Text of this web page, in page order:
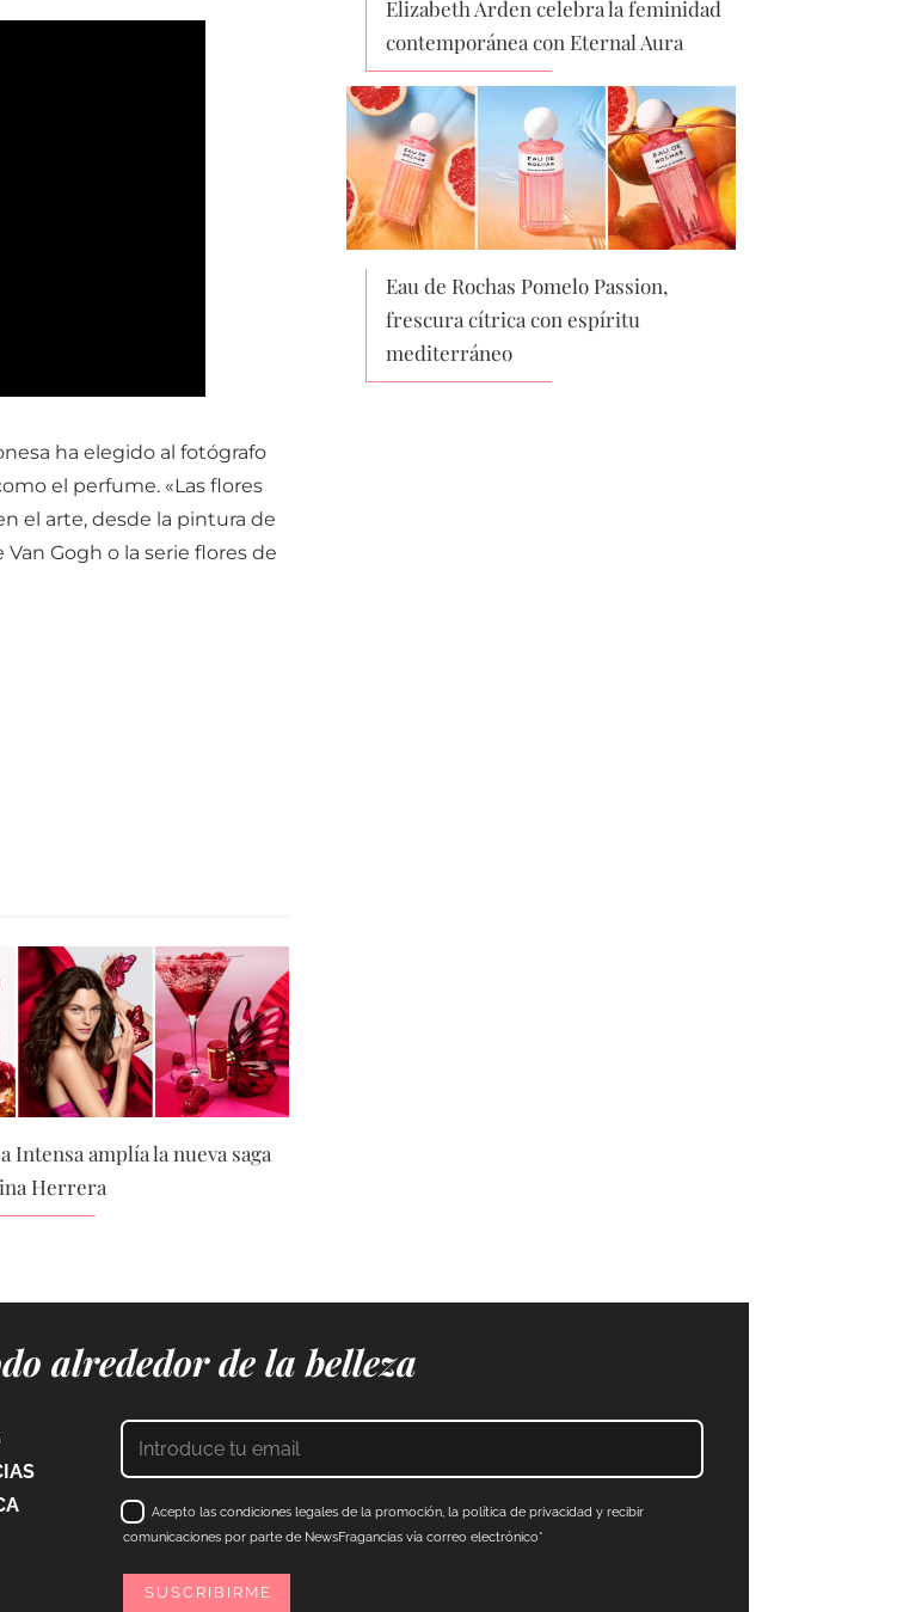
ha elegido al fotógrafo
el perfume. «Las flores
el arte, desde la pintura de
Gogh o la serie flores de
Intensa amplía la nueva saga
Herrera
Elizabeth Arden celebra la feminidad
contemporánea con Eternal Aura
Eau de Rochas Pomelo Passion,
frescura cítrica con espíritu
mediterráneo
alrededor de la belleza
Acepto las condiciones legales de la promoción, la política de privacidad y recibir
comunicaciones por parte de NewsFragancias vía correo electrónico*